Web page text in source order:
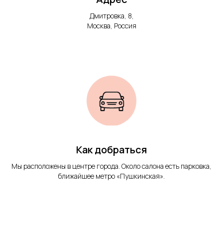
Дмитровка, 8,
Москва, Россия
Как добраться
Мы расположены в центре города. Около салона есть парковка,
ближайшее метро «Пушкинская».